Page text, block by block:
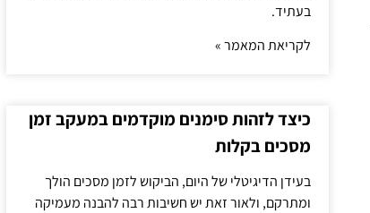
בעתיד.
לקריאת המאמר »
כיצד לזהות סימנים מוקדמים במעקב זמן
מסכים בקלות
בעידן הדיגיטלי של היום, הביקוש לזמן מסכים הולך
ומתרקם, ולאור זאת יש חשיבות רבה להבנה מעמיקה